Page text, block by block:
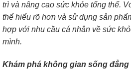
trì và nâng cao sức khỏe tổng thể.
thể hiểu rõ hơn và sử dụng sản
hợp với nhu cầu cá nhân về sức
mình.
Khám phá không gian sống